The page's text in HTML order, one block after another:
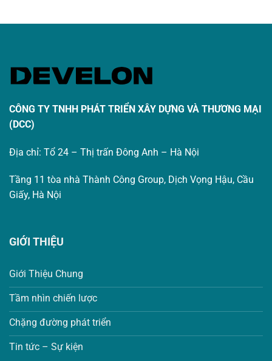
CÔNG TY TNHH PHÁT TRIỂN XÂY DỰNG VÀ THƯƠNG MẠI
(DCC)
Địa chỉ: Tổ 24 – Thị trấn Đông Anh – Hà Nội
Tầng 11 tòa nhà Thành Công Group, Dịch Vọng Hậu, Cầu
Giấy, Hà Nội
GIỚI THIỆU
Giới Thiệu Chung
Tầm nhìn chiến lược
Chặng đường phát triển
Tin tức – Sự kiện